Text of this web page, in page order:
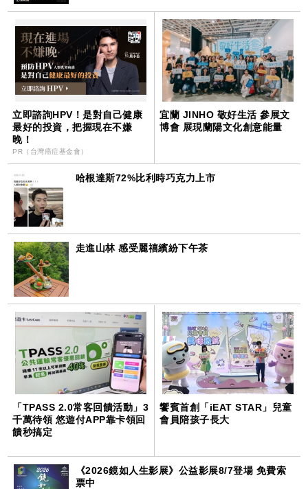
立即諮詢HPV！是對自己健康
最好的投資，把握現在不嫌
晚！
PR（台灣癌症基金會）
宜蘭 JINHO 敬好生活 參展文
博會 展現蘭陽文化創意能量
哈根達斯72%比利時巧克力上市
走進山林 感受麗禧繽紛下午茶
「TPASS 2.0常客回饋活動」3
千萬待領 悠遊付APP靠卡領回
饋秒搞定
饗賓首創「iEAT STAR」兒童
會員陪孩子長大
《2026鏡如人生影展》公益影展8/7登場 免費索
票中